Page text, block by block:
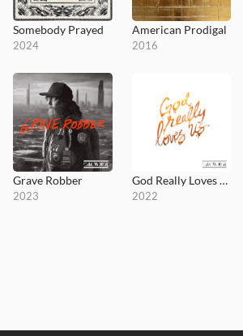
Somebody Prayed
2024
American Prodigal
2016
Grave Robber
2023
God Really Loves Us (feat. Maverick City Music) [Radio Version]
2022